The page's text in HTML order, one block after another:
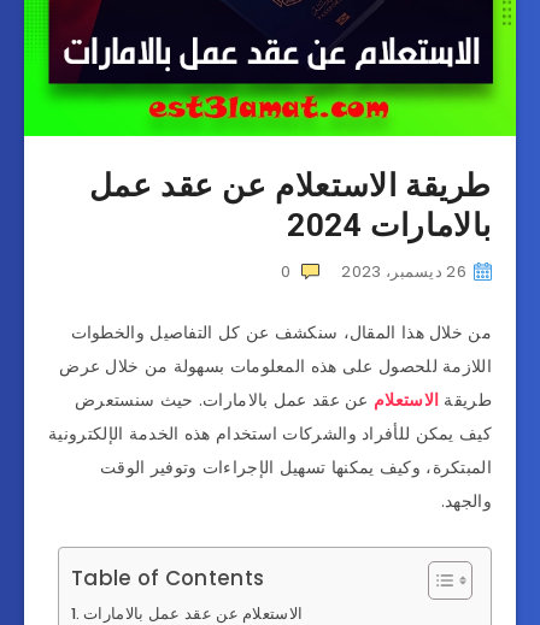
طريقة الاستعلام عن عقد عمل
بالامارات 2024
26 ديسمبر، 2023 0
من خلال هذا المقال، سنكشف عن كل التفاصيل والخطوات
اللازمة للحصول على هذه المعلومات بسهولة من خلال عرض
طريقة الاستعلام عن عقد عمل بالامارات. حيث سنستعرض
كيف يمكن للأفراد والشركات استخدام هذه الخدمة الإلكترونية
المبتكرة، وكيف يمكنها تسهيل الإجراءات وتوفير الوقت
والجهد.
Table of Contents
الاستعلام عن عقد عمل بالامارات